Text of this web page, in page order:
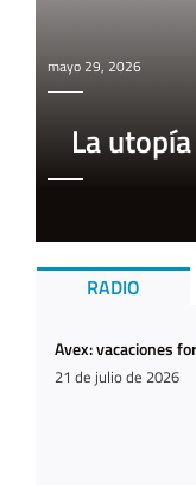
mayo 29, 2026
La
RADIO
Avex: vacaciones
21 de julio de 2026